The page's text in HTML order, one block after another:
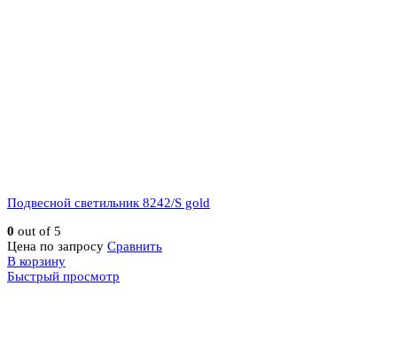
Подвесной светильник 8242/S gold
0 out of 5
Цена по запросу Сравнить
В корзину
Быстрый просмотр